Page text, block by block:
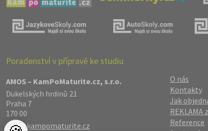
Poradenství v přípravě ke studiu
AMOS – KamPoMaturite.cz, s.r.o.
Dukelských hrdinů 21
Praha 7
170 00
info@kampomaturite.cz
O nás
Kontakty
Jak
REKLAMA
Reference